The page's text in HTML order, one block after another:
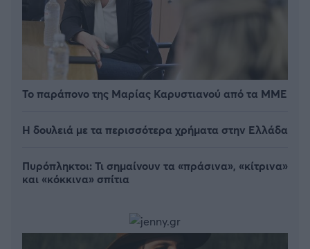
Το παράπονο της Μαρίας Καρυστιανού από τα ΜΜΕ
Η δουλειά με τα περισσότερα χρήματα στην Ελλάδα
Πυρόπληκτοι: Τι σημαίνουν τα «πράσινα», «κίτρινα»
και «κόκκινα» σπίτια